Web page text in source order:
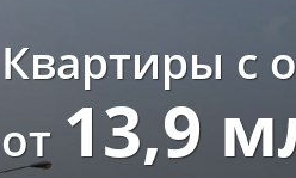
Квартиры с
от 13,9